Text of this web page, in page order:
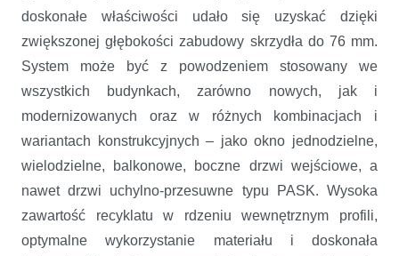
doskonałe właściwości udało się uzyskać dzięki
zwiększonej głębokości zabudowy skrzydła do 76 mm.
System może być z powodzeniem stosowany we
wszystkich budynkach, zarówno nowych, jak i
modernizowanych oraz w różnych kombinacjach i
wariantach konstrukcyjnych – jako okno jednodzielne,
wielodzielne, balkonowe, boczne drzwi wejściowe, a
nawet drzwi uchylno-przesuwne typu PASK. Wysoka
zawartość recyklatu w rdzeniu wewnętrznym profili,
optymalne wykorzystanie materiału i doskonała